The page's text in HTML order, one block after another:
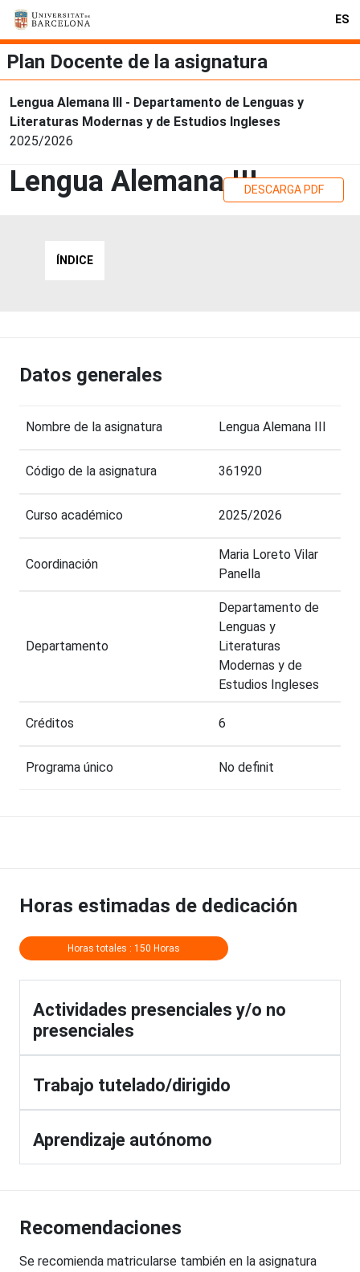
ES
Plan Docente de la asignatura
Lengua Alemana III - Departamento de Lenguas y
Literaturas Modernas y de Estudios Ingleses
2025/2026
Lengua Alemana IIIDESCARGA PDF
ÍNDICE
Datos generales
Nombre de la asignatura Lengua Alemana III
Código de la asignatura 361920
Curso académico 2025/2026
Coordinación
Maria Loreto Vilar
Panella
Departamento
Departamento de
Lenguas y
Literaturas
Modernas y de
Estudios Ingleses
Créditos 6
Programa único No definit
Horas estimadas de dedicación
Horas totales : 150 Horas
Actividades presenciales y/o no
presenciales
Trabajo tutelado/dirigido
Aprendizaje autónomo
Recomendaciones
Se recomienda matricularse también en la asignatura